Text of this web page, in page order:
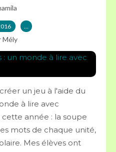
…
Mély
un jeu à l'aide du
à lire avec
année : la soupe
mots de chaque unité,
Mes élèves ont